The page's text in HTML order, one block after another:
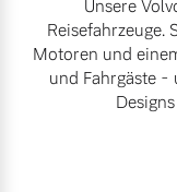
Unsere
Reisefahrzeuge.
Motoren und
und Fahrgäste -